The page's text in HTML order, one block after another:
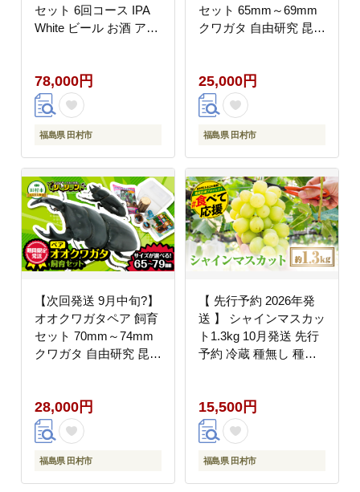
セット 6回コース IPA
White ビール お酒 アル
贈答 プレゼント 福島県
田村市 HOPJAPAN ホ
ップジャパン
78,000円
福島県 田村市
セット 65mm～69mm
クワガタ 自由研究 昆虫
子供 孫 プレゼント 贈
答 人気 福島県 田村市
田村 ふくしま たむら
ムシムシランド
25,000円
福島県 田村市
【次回発送 9月中旬?】
オオクワガタペア 飼育
セット 70mm～74mm
クワガタ 自由研究 昆虫
子供 孫 プレゼント 贈
答 人気 福島県 田村市
田村 ふくしま たむら
ムシムシランド
28,000円
福島県 田村市
【 先行予約 2026年発
送 】 シャインマスカッ
ト1.3kg 10月発送 先行
予約 冷蔵 種無し 種な
巨峰 美味しい 希少 人
気 ランキング おすすめ
福島県 田村市 鈴木農園
15,500円
福島県 田村市